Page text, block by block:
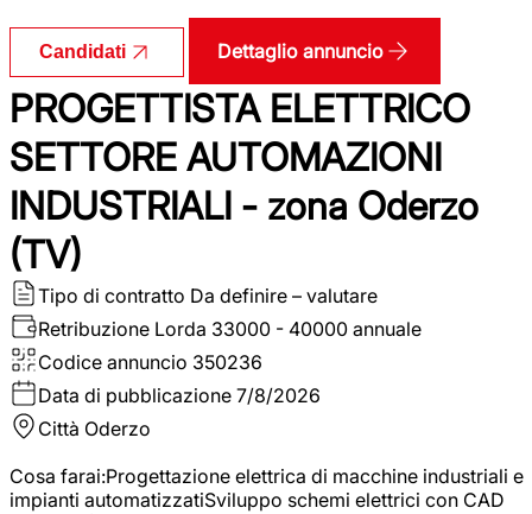
Candidati Dettaglio annuncio
PROGETTISTA ELETTRICO
SETTORE AUTOMAZIONI
INDUSTRIALI - zona Oderzo
(TV)
Tipo di contratto Da definire – valutare
Retribuzione Lorda 33000 - 40000 annuale
Codice annuncio 350236
Data di pubblicazione 7/8/2026
Città Oderzo
Cosa farai:Progettazione elettrica di macchine industriali e
impianti automatizzatiSviluppo schemi elettrici con CAD